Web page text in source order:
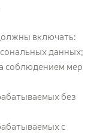
включать:
данных;
соблюдением мер
без
с